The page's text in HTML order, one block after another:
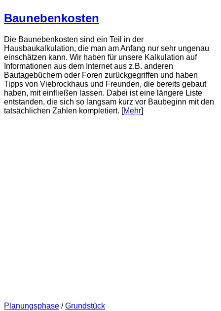
Baunebenkosten
Die Baunebenkosten sind ein Teil in der
Hausbaukalkulation, die man am Anfang nur sehr ungenau
einschätzen kann. Wir haben für unsere Kalkulation auf
Informationen aus dem Internet aus z.B. anderen
Bautagebüchern oder Foren zurückgegriffen und haben
Tipps von Viebrockhaus und Freunden, die bereits gebaut
haben, mit einfließen lassen. Dabei ist eine längere Liste
entstanden, die sich so langsam kurz vor Baubeginn mit den
tatsächlichen Zahlen kompletiert. [Mehr]
Planungsphase /Grundstück